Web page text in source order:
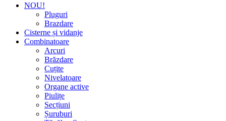
NOU!
Pluguri
Brazdare
Cisterne și vidanje
Combinatoare
Arcuri
Brăzdare
Cuțite
Nivelatoare
Organe active
Piulițe
Secțiuni
Șuruburi